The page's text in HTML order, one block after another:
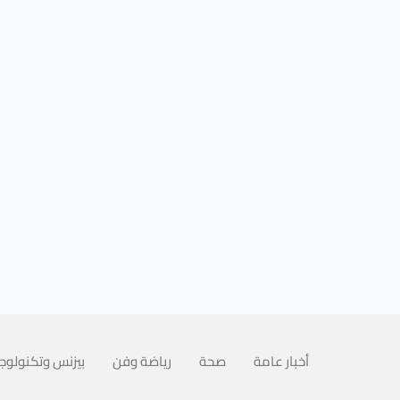
أخبار عامة صحة رياضة وفن بيزنس